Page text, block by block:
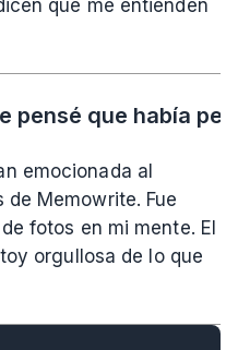
que me entienden
pensé que había
emocionada al
Memowrite. Fue
fotos en mi mente. El
orgullosa de lo que